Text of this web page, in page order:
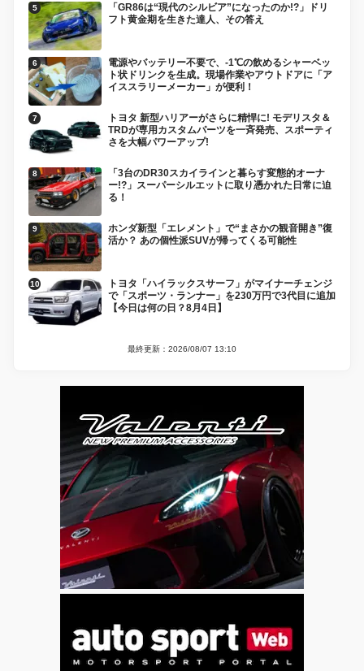
「GR86は“現代のシルビア”になったのか!?」ドリ
フト黄金期を生きた達人、その答え
電源やバッテリー不要で、-1℃の飲めるシャーベッ
ト状ドリンクを生成。現場作業やアウトドアに「ア
イススラリーメーカー」が便利！
トヨタ 新型ハリアーがさらに精悍に! モデリスタ＆
TRDが専用カスタムパーツを一斉発売、スポーティ
さを大幅パワーアップ!
「3台のDR30スカイラインと暮らす変態的オーナ
ー!?」スーパーシルエットに取り憑かれた日常に迫
る！
ホンダ新型「エレメント」で“まさかの観音開き”復
活か？ あの個性派SUVが帰ってくる可能性
トヨタ「ハイラックスサーフ」がマイナーチェンジ
で「スポーツ・ランナー」を230万円で3代目に追加
【今日は何の日？8月4日】
最終更新：2026/08/07 13:10